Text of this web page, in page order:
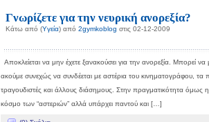
Γνωρίζετε για την νευρική ανορεξία?
Κάτω από (Υγεία) από 2gymkoblog στις 02-12-2009
Αποκλείεται να μην έχετε ξανακούσει για την ανορεξία. Μπορεί να
ακούμε συνεχώς να συνδέεται με αστέρια του κινηματογράφου,
τραγουδιστές και άλλους διάσημους. Στην πραγματικότητα όμως
κόσμο των “αστεριών” αλλά υπάρχει παντού και […]